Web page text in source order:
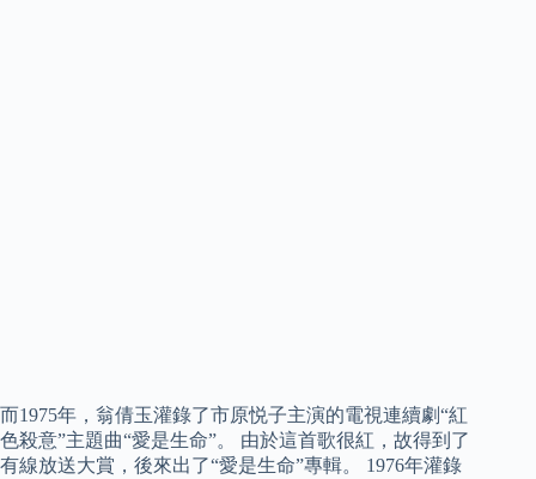
而1975年，翁倩玉灌錄了市原悦子主演的電視連續劇“紅
色殺意”主題曲“愛是生命”。 由於這首歌很紅，故得到了
有線放送大賞，後來出了“愛是生命”專輯。 1976年灌錄